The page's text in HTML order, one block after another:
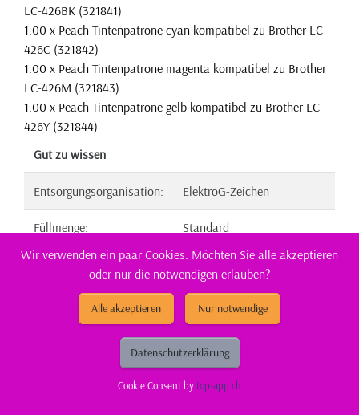
LC-426BK (321841)
1.00 x Peach Tintenpatrone cyan kompatibel zu Brother LC-
426C (321842)
1.00 x Peach Tintenpatrone magenta kompatibel zu Brother
LC-426M (321843)
1.00 x Peach Tintenpatrone gelb kompatibel zu Brother LC-
426Y (321844)
Gut zu wissen
Entsorgungsorganisation: ElektroG-Zeichen
Füllmenge: Standard
Hersteller Adresse:
Tuchorazska 1347, 28201
Cesky Brod, CZ
Hersteller Kontakt: info@buttner.cz
Peach
Tintenfüllstandsanzeige: Ja
Wir verwenden ein paar Cookies. Möchten Sie alle akzeptieren
oder nur die notwendigen erlauben?
Alle akzeptieren Nur notwendige
Datenschutzerklärung
Cookie Consent bytop-app.ch